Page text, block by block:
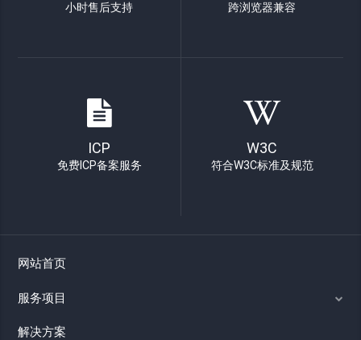
小时售后支持 跨浏览器兼容
ICP
免费ICP备案服务
W3C
符合W3C标准及规范
网站首页
服务项目
解决方案